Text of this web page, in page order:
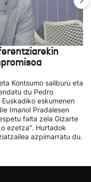
Kontsumo sailburu eta
du Pedro
eskumenen
Imanol Pradalesen
falta zela Gizarte
ezetza". Hurtadok
azpimarratu du.